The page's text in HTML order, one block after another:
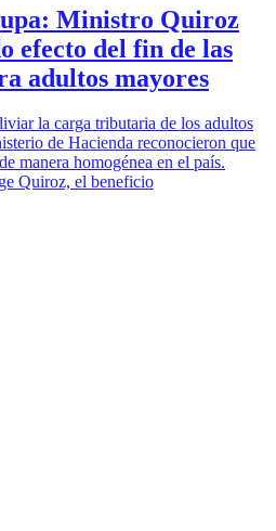
Ministro Quiroz
efecto del fin de las
adultos mayores
la carga tributaria de los adultos
de Hacienda reconocieron que
manera homogénea en el país.
Quiroz, el beneficio